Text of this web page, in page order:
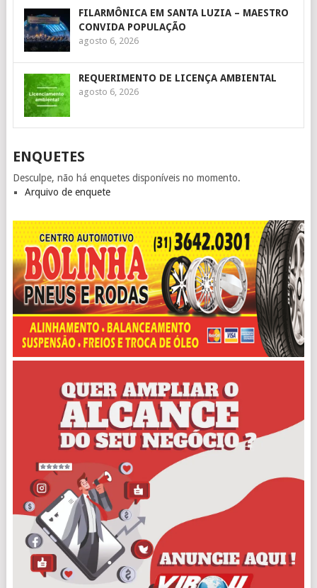
FILARMÔNICA EM SANTA LUZIA – MAESTRO
CONVIDA POPULAÇÃO
agosto 6, 2026
REQUERIMENTO DE LICENÇA AMBIENTAL
agosto 6, 2026
ENQUETES
Desculpe, não há enquetes disponíveis no momento.
Arquivo de enquete